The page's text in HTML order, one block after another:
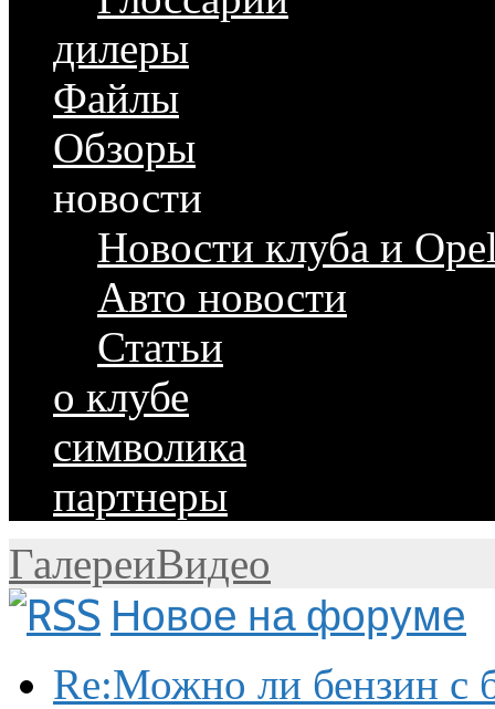
дилеры
Файлы
Обзоры
новости
Новости клуба и
Авто новости
Статьи
о клубе
символика
партнеры
ГалереиВидео
Новое на форуме
Re:Можно ли бензин с